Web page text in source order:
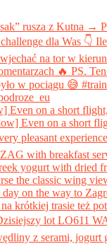
Even on a short